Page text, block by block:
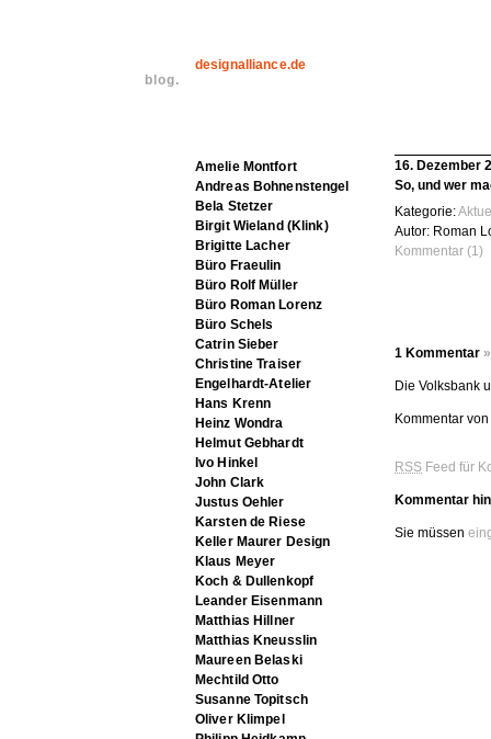
blog.
designalliance.de
16. Dezember
So, und wer
Kategorie:
Autor: Roman
Kommentar (1)
1 Kommentar »
Die Volksbank
Kommentar
RSS Feed für
Kommentar
Sie müssen
Amelie Montfort
Andreas Bohnenstengel
Bela Stetzer
Birgit Wieland (Klink)
Brigitte Lacher
Büro Fraeulin
Büro Rolf Müller
Büro Roman Lorenz
Büro Schels
Catrin Sieber
Christine Traiser
Engelhardt-Atelier
Hans Krenn
Heinz Wondra
Helmut Gebhardt
Ivo Hinkel
John Clark
Justus Oehler
Karsten de Riese
Keller Maurer Design
Klaus Meyer
Koch & Dullenkopf
Leander Eisenmann
Matthias Hillner
Matthias Kneusslin
Maureen Belaski
Mechtild Otto
Susanne Topitsch
Oliver Klimpel